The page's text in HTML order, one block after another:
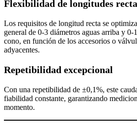
Flexibilidad de longitudes
Los requisitos de longitud recta se
general de 0-3 diámetros aguas arriba y 0-
cono, en función de los accesorios o
adyacentes.
Repetibilidad excepcional
Con una repetibilidad de ±0,1%, este
fiabilidad constante, garantizando
momento.